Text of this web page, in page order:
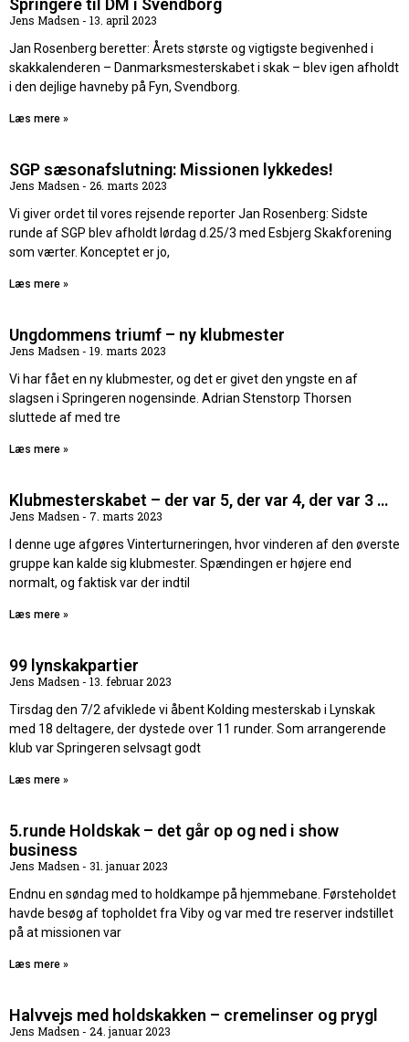
Jens Madsen
13. april 2023
Jan Rosenberg beretter: Årets største og vigtigste begivenhed i
skakkalenderen – Danmarksmesterskabet i skak – blev igen afholdt
i den dejlige havneby på Fyn, Svendborg.
Læs mere »
SGP sæsonafslutning: Missionen lykkedes!
Jens Madsen
26. marts 2023
Vi giver ordet til vores rejsende reporter Jan Rosenberg: Sidste
runde af SGP blev afholdt lørdag d.25/3 med Esbjerg Skakforening
som værter. Konceptet er jo,
Læs mere »
Ungdommens triumf – ny klubmester
Jens Madsen
19. marts 2023
Vi har fået en ny klubmester, og det er givet den yngste en af
slagsen i Springeren nogensinde. Adrian Stenstorp Thorsen
sluttede af med tre
Læs mere »
Klubmesterskabet – der var 5, der var 4, der var 3 …
Jens Madsen
7. marts 2023
I denne uge afgøres Vinterturneringen, hvor vinderen af den øverste
gruppe kan kalde sig klubmester. Spændingen er højere end
normalt, og faktisk var der indtil
Læs mere »
99 lynskakpartier
Jens Madsen
13. februar 2023
Tirsdag den 7/2 afviklede vi åbent Kolding mesterskab i Lynskak
med 18 deltagere, der dystede over 11 runder. Som arrangerende
klub var Springeren selvsagt godt
Læs mere »
5.runde Holdskak – det går op og ned i show
business
Jens Madsen
31. januar 2023
Endnu en søndag med to holdkampe på hjemmebane. Førsteholdet
havde besøg af topholdet fra Viby og var med tre reserver indstillet
på at missionen var
Læs mere »
Halvvejs med holdskakken – cremelinser og prygl
Jens Madsen 24. januar 2023